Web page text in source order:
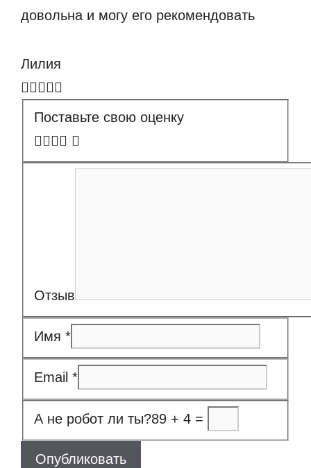
довольна и могу его рекомендовать
Лилия
Поставьте свою оценку
Отзыв
Имя *
Email *
А не робот ли ты?89 + 4 =
Опубликовать